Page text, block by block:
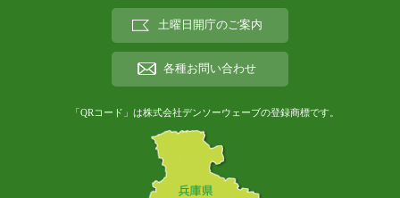
土曜日開庁のご案内
各種お問い合わせ
「QRコード」は株式会社デンソーウェーブの登録商標です。